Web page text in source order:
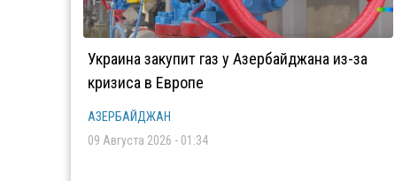
Украина закупит газ у Азербайджана из-за
кризиса в Европе
АЗЕРБАЙДЖАН
09 Августа 2026 - 01:34